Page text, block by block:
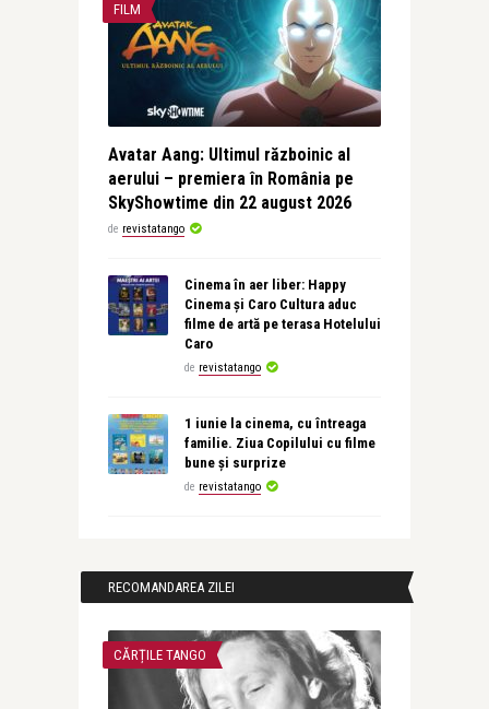
FILM
Avatar Aang: Ultimul războinic al
aerului – premiera în România pe
SkyShowtime din 22 august 2026
de revistatango
Cinema în aer liber: Happy
Cinema și Caro Cultura aduc
filme de artă pe terasa Hotelului
Caro
de revistatango
1 iunie la cinema, cu întreaga
familie. Ziua Copilului cu filme
bune și surprize
de revistatango
RECOMANDAREA ZILEI
CĂRȚILE TANGO